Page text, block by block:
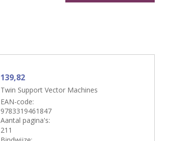
139,82
Twin Support Vector Machines
EAN-code:
9783319461847
Aantal pagina's:
211